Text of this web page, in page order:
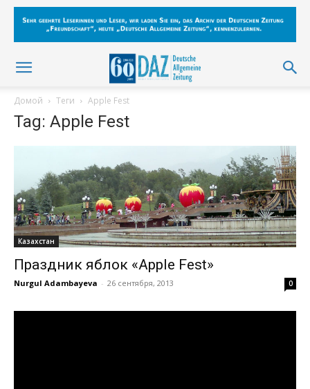
Домой Теги Apple Fest
Tag: Apple Fest
Казахстан
Праздник яблок «Apple Fest»
Nurgul Adambayeva - 26 сентября, 2013 0